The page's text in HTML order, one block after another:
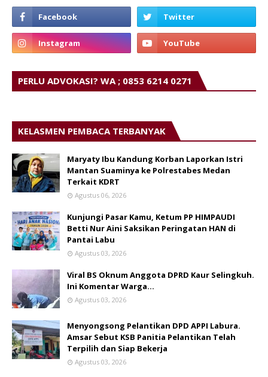
PERLU ADVOKASI? WA ; 0853 6214 0271
KELASMEN PEMBACA TERBANYAK
Maryaty Ibu Kandung Korban Laporkan Istri
Mantan Suaminya ke Polrestabes Medan
Terkait KDRT
Agustus 06, 2026
Kunjungi Pasar Kamu, Ketum PP HIMPAUDI
Betti Nur Aini Saksikan Peringatan HAN di
Pantai Labu
Agustus 03, 2026
Viral BS Oknum Anggota DPRD Kaur Selingkuh.
Ini Komentar Warga…
Agustus 03, 2026
Menyongsong Pelantikan DPD APPI Labura.
Amsar Sebut KSB Panitia Pelantikan Telah
Terpilih dan Siap Bekerja
Agustus 03, 2026